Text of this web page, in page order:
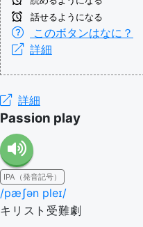
話せるようになる
このボタンはなに？
詳細
詳細
Passion play
IPA（発音記号）
/pæʃən pleɪ/
キリスト受難劇